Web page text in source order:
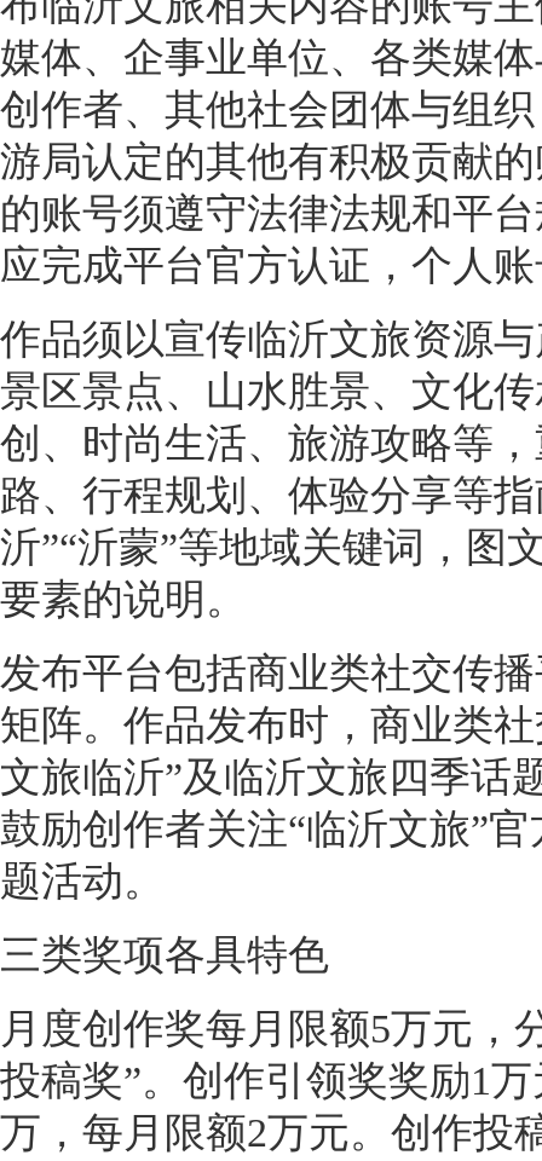
媒体、企事业单位、各类媒
创作者、其他社会团体与组
游局认定的其他有积极贡献
的账号须遵守法律法规和平
应完成平台官方认证，个人
作品须以宣传临沂文旅资源
景区景点、山水胜景、文化
创、时尚生活、旅游攻略等
路、行程规划、体验分享等
沂”“沂蒙”等地域关键词，图
要素的说明。
发布平台包括商业类社交传
矩阵。作品发布时，商业类
文旅临沂”及临沂文旅四季话
鼓励创作者关注“临沂文旅”
题活动。
三类奖项各具特色
月度创作奖每月限额5万元，
投稿奖”。创作引领奖奖励1
万，每月限额2万元。创作投